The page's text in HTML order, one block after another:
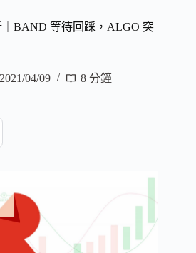
｜BAND 等待回踩，ALGO 突
2021/04/09 8 分鐘